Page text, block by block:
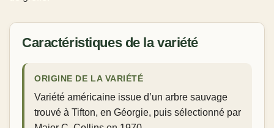
Caractéristiques de la variété
ORIGINE DE LA VARIÉTÉ
Variété américaine issue d’un arbre sauvage
trouvé à Tifton, en Géorgie, puis sélectionné par